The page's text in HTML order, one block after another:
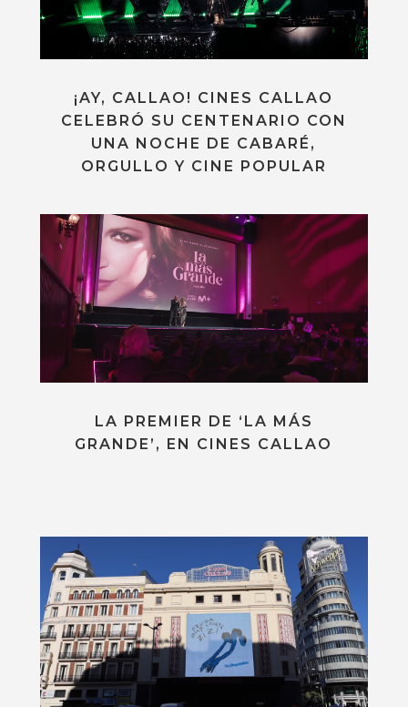
¡AY, CALLAO! CINES CALLAO
CELEBRÓ SU CENTENARIO CON
UNA NOCHE DE CABARÉ,
ORGULLO Y CINE POPULAR
LA PREMIER DE ‘LA MÁS
GRANDE’, EN CINES CALLAO